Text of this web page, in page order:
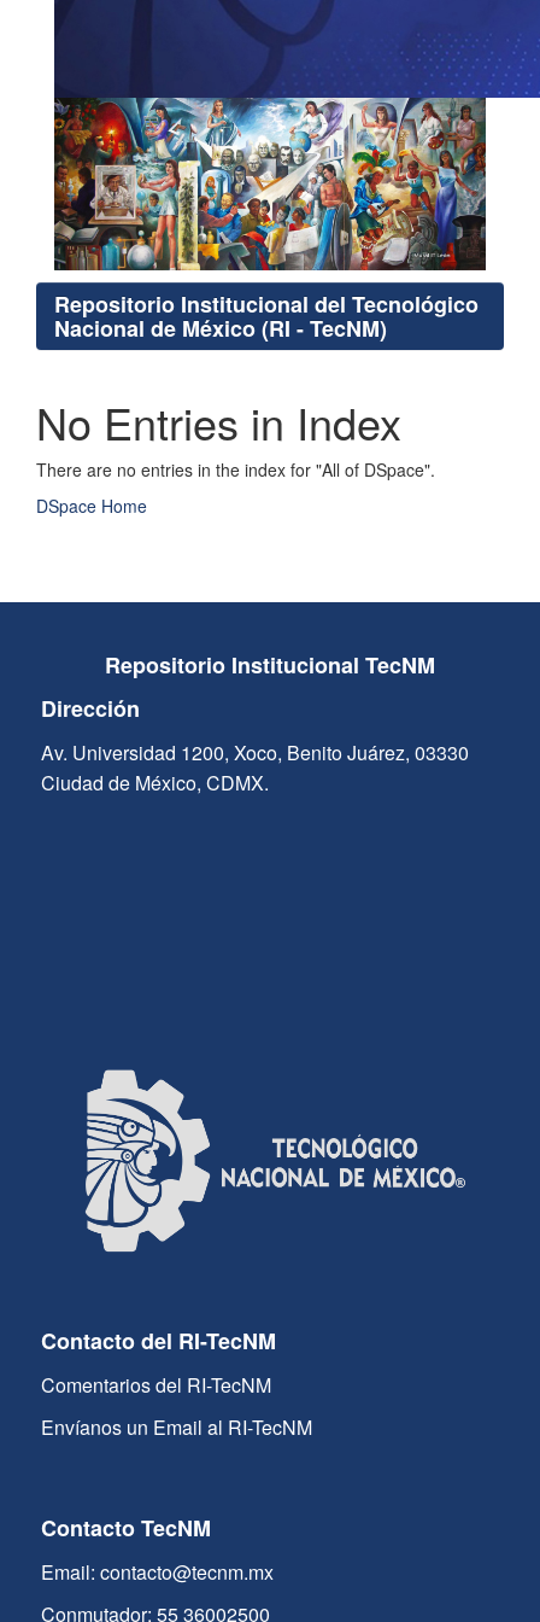
Repositorio Institucional del Tecnológico
Nacional de México (RI - TecNM)
No Entries in Index
There are no entries in the index for "All of DSpace".
DSpace Home
Repositorio Institucional TecNM
Dirección
Av. Universidad 1200, Xoco, Benito Juárez, 03330
Ciudad de México, CDMX.
Contacto del RI-TecNM
Comentarios del RI-TecNM
Envíanos un Email al RI-TecNM
Contacto TecNM
Email: contacto@tecnm.mx
Conmutador: 55 36002500